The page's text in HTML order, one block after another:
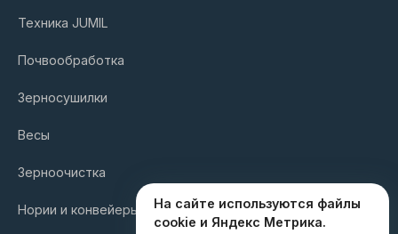
Техника JUMIL
Почвообработка
Зерносушилки
Весы
Зерноочистка
Нории и конвейеры
На сайте используются файлы
cookie и Яндекс Метрика.